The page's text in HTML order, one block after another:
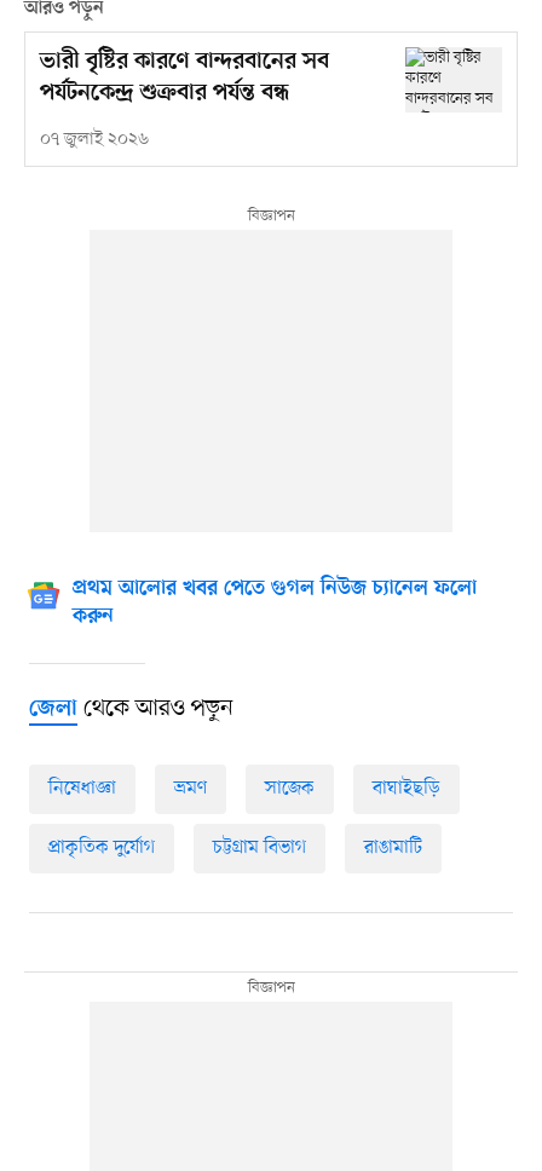
আরও পড়ুন
ভারী বৃষ্টির কারণে বান্দরবানের সব
পর্যটনকেন্দ্র শুক্রবার পর্যন্ত বন্ধ
০৭ জুলাই ২০২৬
প্রথম আলোর খবর পেতে গুগল নিউজ চ্যানেল ফলো
করুন
জেলাথেকে আরও পড়ুন
নিষেধাজ্ঞা ভ্রমণ সাজেক বাঘাইছড়ি
প্রাকৃতিক দুর্যোগ চট্টগ্রাম বিভাগ রাঙামাটি